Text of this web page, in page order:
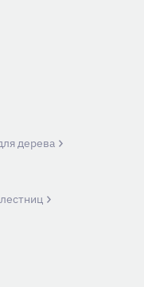
дерева